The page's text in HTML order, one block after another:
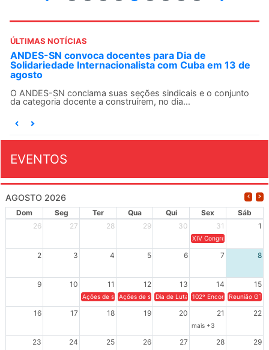
ÚLTIMAS NOTÍCIAS
ANDES-SN convoca docentes para Dia de
Solidariedade Internacionalista com Cuba em 13 de
agosto
O ANDES-SN conclama suas seções sindicais e o conjunto
da categoria docente a construírem, no dia...
EVENTOS
AGOSTO 2026
Dom Seg Ter Qua Qui Sex
Sáb
26
27 28 29 30 31 1
XIV Congresso Brasileiro
2 3 4 5 6 7 8
9 10 11 12 13 14 15
Ações de solidariedade a Cuba no Rio Grande do Sul - 100
Ações de solidariedade a Cuba no Rio Grande do
Dia de Luta em Defesa de Cuba e da
102º Encontro da
Reunião
16 17 18 19 20 21 22
mais +3
23 24 25 26 27 28 29